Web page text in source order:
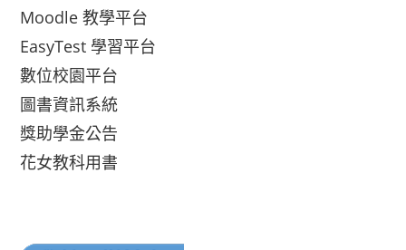
Moodle 教學平台
EasyTest 學習平台
數位校園平台
圖書資訊系統
獎助學金公告
花女教科用書